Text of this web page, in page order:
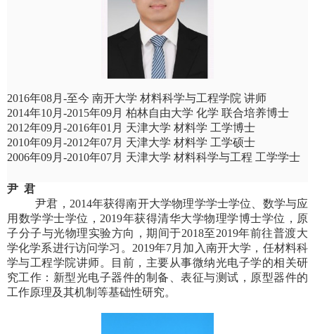
2016年08月 -至今 南开大学 材料科学与工程学院 讲师
2014年10月 -2015年09月 柏林自由大学 化学 联合培养博士
2012年09月 -2016年01 月 天津大学 材料学 工学博士
2010年09月 -2012年07月 天津大学 材料学 工学硕士
2006年09月 -2010年07月 天津大学 材料科学与工程 工学学士
尹 君
尹君， 2014年获得南开大学物理学学士学位、数学与应
用数学学士学位， 2019年获得清华大学物理学博士学位，原
子分子与光物理实验方向，期间于2018至2019年前往普渡大
学化学系进行访问学习。 2019年7月加入南开大学，任材料科
学与工程学院讲师。目前，主要从事微纳光电子学的相关研
究工作：新型光电子器件的制备、表征与测试，原型器件的
工作原理及其机制等基础性研究。